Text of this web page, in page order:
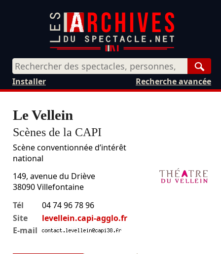
Recherche avancée
Installer
Le Vellein
Scènes de la CAPI
Scène conventionnée d’intérêt
national
149, avenue du Driève
38090 Villefontaine
Tél
04 74 96 78 96
Site
levellein.capi-agglo.fr
E-mail